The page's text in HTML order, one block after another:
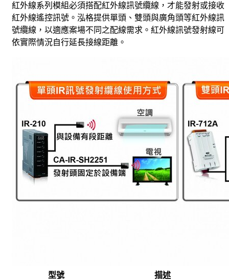
紅外線系列模組必須搭配紅外線訊號纜線，才能發射或接收
紅外線遙控訊號。泓格提供單頭、雙頭與廣角頭等紅外線訊
號纜線，以適應案場不同之配線需求。紅外線訊號發射線可
依實際情況自行延長接線距離。
型號 描述